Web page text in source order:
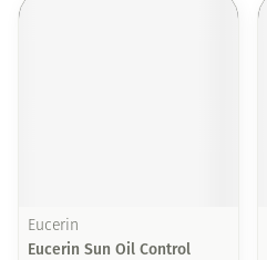
Eucerin
Eucerin Sun Oil Control